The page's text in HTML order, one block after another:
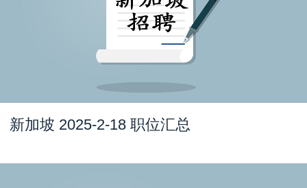
新加坡 2025-2-18 职位汇总